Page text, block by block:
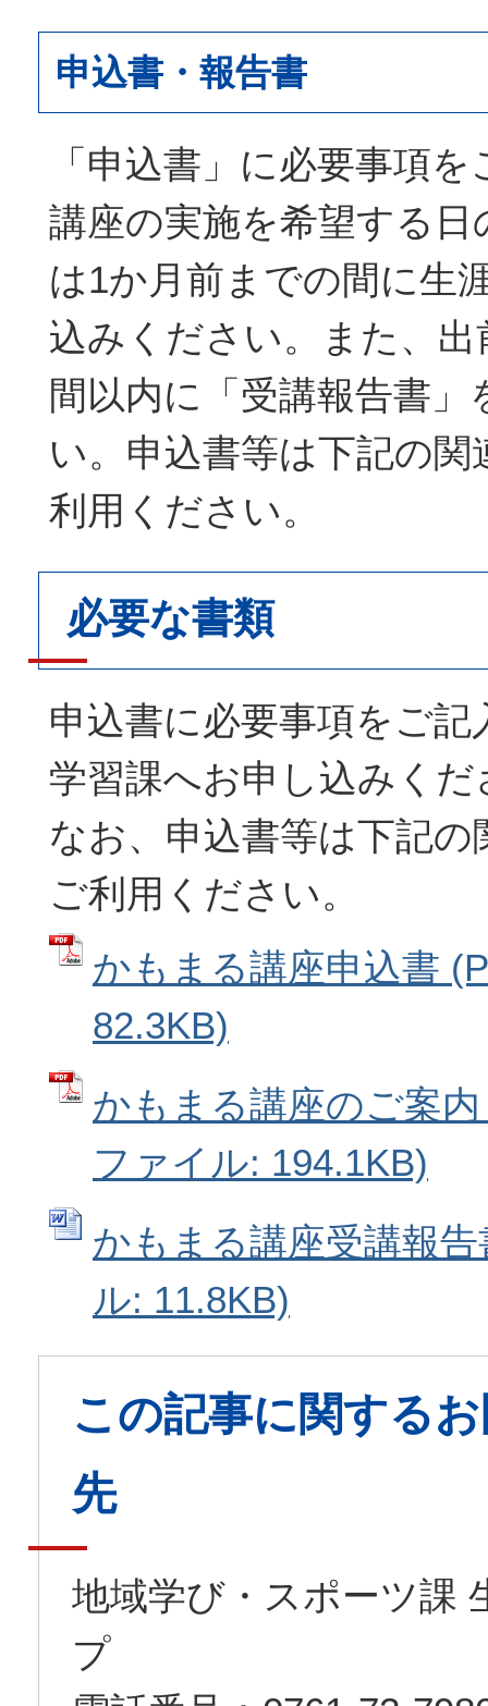
申込書・報告書
「申込書」に必要事項
講座の実施を希望する日
は1か月前までの間に生
込みください。また、出
間以内に「受講報告書
い。申込書等は下記の
利用ください。
必要な書類
申込書に必要事項をご記
学習課へお申し込みくだ
なお、申込書等は下記
ご利用ください。
かもまる講座申込書
82.3KB)
かもまる講座のご案
ファイル: 194.1KB)
かもまる講座受講報
ル: 11.8KB)
この記事に関する
先
地域学び・スポーツ課
プ